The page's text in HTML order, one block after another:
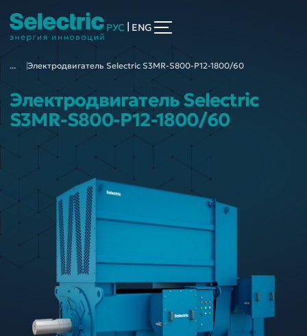
РУС ENG
... Электродвигатель Selectric S3MR-S800-P12-1800/60
Электродвигатель Selectric
S3MR-S800-P12-1800/60